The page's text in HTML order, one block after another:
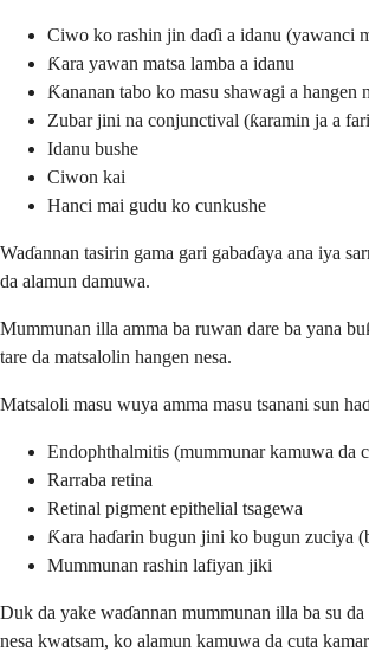
Ciwo ko rashin jin daɗi a idanu (yawanci
Ƙara yawan matsa lamba a idanu
Ƙananan tabo ko masu shawagi a hangen
Zubar jini na conjunctival (ƙaramin ja a
Idanu bushe
Ciwon kai
Hanci mai gudu ko cunkushe
Waɗannan tasirin gama gari gabaɗaya ana iya
da alamun damuwa.
Mummunan illa amma ba ruwan dare ba yana
tare da matsalolin hangen nesa.
Matsaloli masu wuya amma masu tsanani sun
Endophthalmitis (mummunar kamuwa da
Rarraba retina
Retinal pigment epithelial tsagewa
Ƙara haɗarin bugun jini ko bugun zuciya
Mummunan rashin lafiyan jiki
Duk da yake waɗannan mummunan illa ba su
nesa kwatsam, ko alamun kamuwa da cuta